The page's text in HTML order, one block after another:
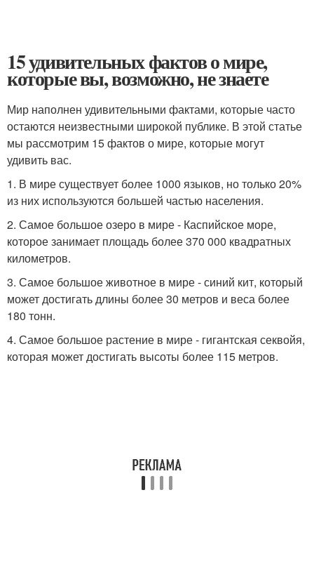
15 удивительных фактов о мире,
которые вы, возможно, не знаете
Мир наполнен удивительными фактами, которые часто
остаются неизвестными широкой публике. В этой статье
мы рассмотрим 15 фактов о мире, которые могут
удивить вас.
1. В мире существует более 1000 языков, но только 20%
из них используются большей частью населения.
2. Самое большое озеро в мире - Каспийское море,
которое занимает площадь более 370 000 квадратных
километров.
3. Самое большое животное в мире - синий кит, который
может достигать длины более 30 метров и веса более
180 тонн.
4. Самое большое растение в мире - гигантская секвойя,
которая может достигать высоты более 115 метров.